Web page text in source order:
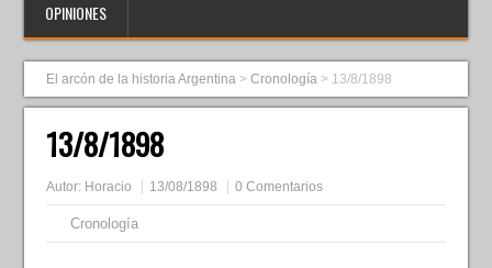
OPINIONES
El arcón de la historia Argentina >Cronología > 13/8/1898
13/8/1898
Autor: Horacio 13/08/1898 0 Comentarios
Cronología